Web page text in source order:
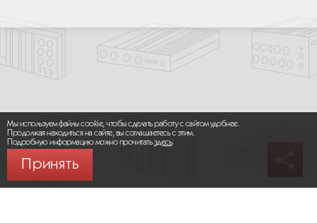
Мы используем файлы cookie, чтобы сделать работу с сайтом удобнее.
Продолжая находиться на сайте, вы соглашаетесь с этим.
Подробную информацию можно прочитатьздесь.
Принять